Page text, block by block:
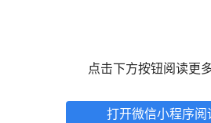
点击下方按钮阅读更
打开微信小程序阅